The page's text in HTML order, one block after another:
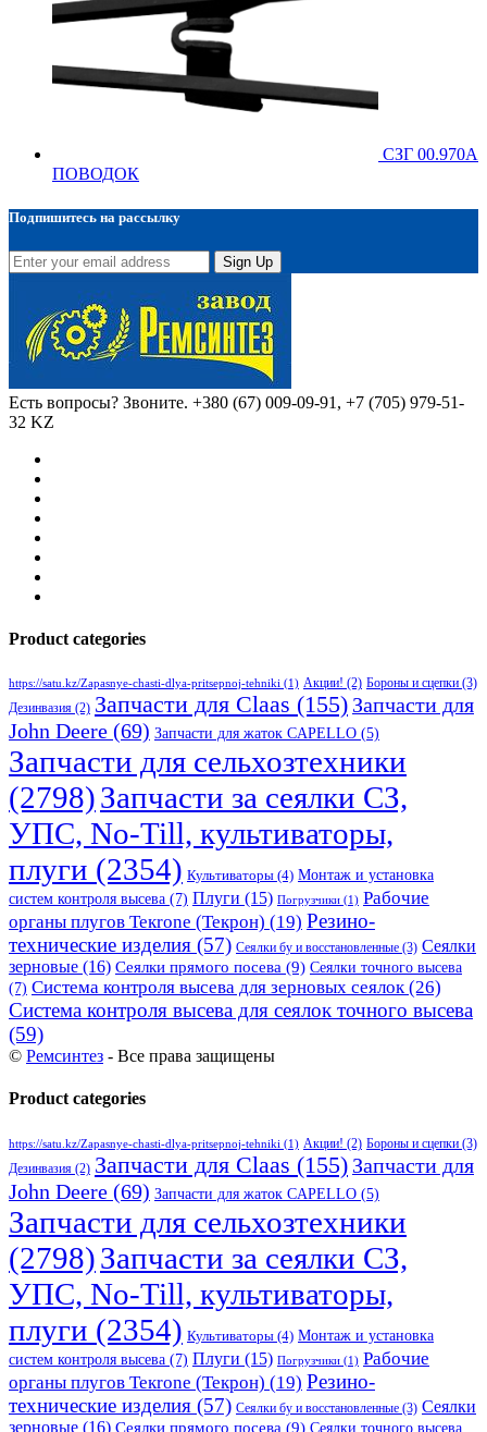
СЗГ 00.970А
ПОВОДОК
Подпишитесь на рассылку
Sign Up
Есть вопросы? Звоните. +380 (67) 009-09-91, +7 (705) 979-51-
32 KZ
Product categories
https://satu.kz/Zapasnye-chasti-dlya-pritsepnoj-tehniki (1) Акции! (2) Бороны и сцепки (3)
Дезинвазия (2) Запчасти для Claas (155) Запчасти для
John Deere (69) Запчасти для жаток CAPELLO (5)
Запчасти для сельхозтехники
(2798)Запчасти за сеялки СЗ,
УПС, No-Till, культиваторы,
плуги (2354) Культиваторы (4) Монтаж и установка
систем контроля высева (7) Плуги (15) Погрузчики (1) Рабочие
органы плугов Текrоne (Текрон) (19) Резино-
технические изделия (57) Сеялки бу и восстановленные (3) Сеялки
зерновые (16) Сеялки прямого посева (9) Сеялки точного высева
(7) Система контроля высева для зерновых сеялок(26)
Система контроля высева для сеялок точного высева
(59)
© Ремсинтез - Все права защищены
Product categories
https://satu.kz/Zapasnye-chasti-dlya-pritsepnoj-tehniki (1) Акции! (2) Бороны и сцепки (3)
Дезинвазия (2) Запчасти для Claas (155) Запчасти для
John Deere (69) Запчасти для жаток CAPELLO (5)
Запчасти для сельхозтехники
(2798)Запчасти за сеялки СЗ,
УПС, No-Till, культиваторы,
плуги (2354) Культиваторы (4) Монтаж и установка
систем контроля высева (7) Плуги (15) Погрузчики (1) Рабочие
органы плугов Текrоne (Текрон) (19) Резино-
технические изделия (57) Сеялки бу и восстановленные (3) Сеялки
зерновые (16) Сеялки прямого посева (9) Сеялки точного высева